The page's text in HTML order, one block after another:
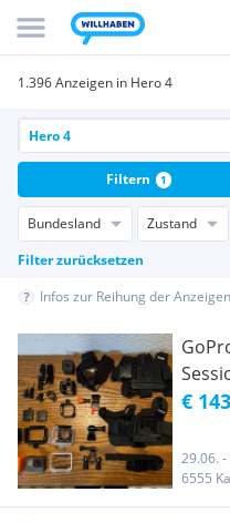
1.396 Anzeigen in Hero 4
Bundesland Zustand
Filter zurücksetzen
Filtern 1
Infos zur Reihung der Anzeigen
€ 143
29.06.
6555